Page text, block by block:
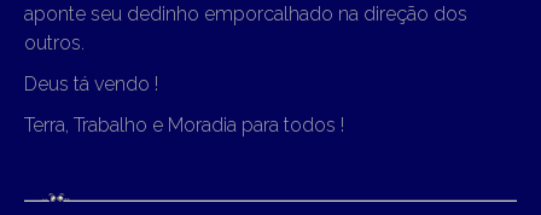
aponte seu dedinho emporcalhado na direção dos
outros.
Deus tá vendo !
Terra, Trabalho e Moradia para todos !